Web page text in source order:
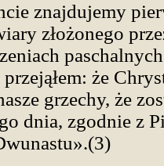
znajdujemy
złożonego
że
grzechy, że
dnia, zgodnie z